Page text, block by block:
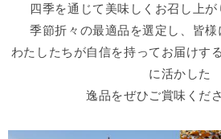
四季を通じて美味しくお召し上が
季節折々の最適品を選定し、皆様
わたしたちが自信を持ってお届けす
に活かした
逸品をぜひご賞味くだ